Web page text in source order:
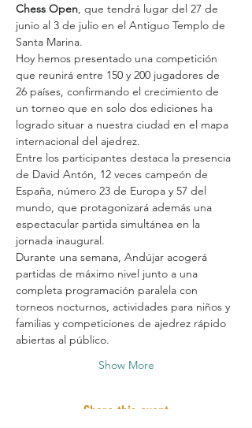
Chess Open, que tendrá lugar del 27 de
junio al 3 de julio en el Antiguo Templo de
Santa Marina.
Hoy hemos presentado una competición
que reunirá entre 150 y 200 jugadores de
26 países, confirmando el crecimiento de
un torneo que en solo dos ediciones ha
logrado situar a nuestra ciudad en el mapa
internacional del ajedrez.
Entre los participantes destaca la presencia
de David Antón, 12 veces campeón de
España, número 23 de Europa y 57 del
mundo, que protagonizará además una
espectacular partida simultánea en la
jornada inaugural.
Durante una semana, Andújar acogerá
partidas de máximo nivel junto a una
completa programación paralela con
torneos nocturnos, actividades para niños y
familias y competiciones de ajedrez rápido
abiertas al público.
Show More
Share this event